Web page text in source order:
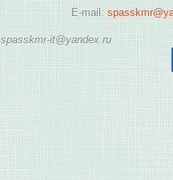
E-mail:
spasskmr-it@yandex.ru